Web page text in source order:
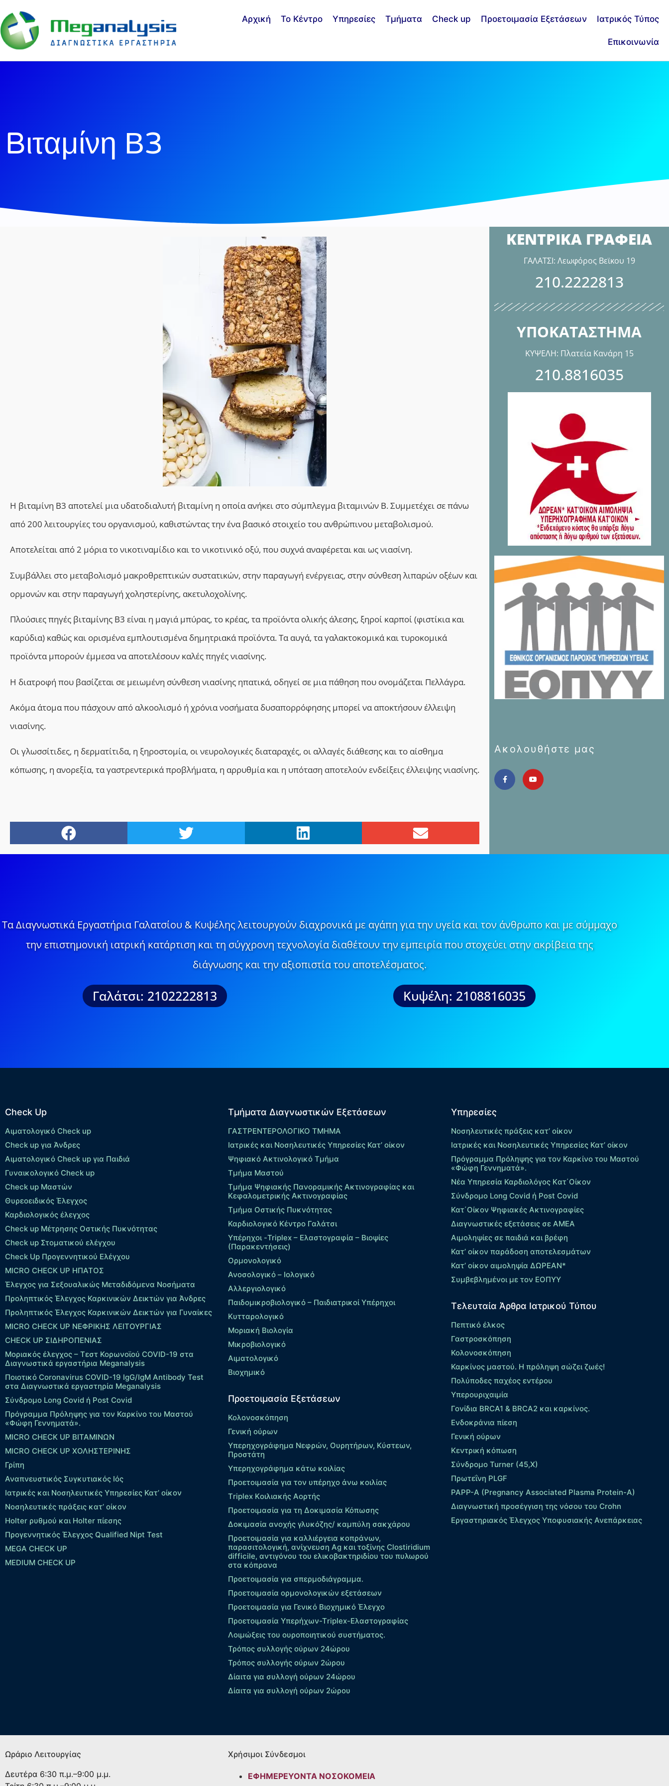
Αρχική Το Κέντρο Υπηρεσίες Τμήματα Check up Προετοιμασία Εξετάσεων Ιατρικός Τύπος
Επικοινωνία
Bιταμίνη Β3
H βιταμίνη Β3 αποτελεί μια υδατοδιαλυτή βιταμίνη η οποία ανήκει στο σύμπλεγμα βιταμινών Β. Συμμετέχει σε πάνω
από 200 λειτουργίες του οργανισμού, καθιστώντας την ένα βασικό στοιχείο του ανθρώπινου μεταβολισμού.
Αποτελείται από 2 μόρια το νικοτιναμίδιο και το νικοτινικό οξύ, που συχνά αναφέρεται και ως νιασίνη.
Συμβάλλει στο μεταβολισμό μακροθρεπτικών συστατικών, στηνπαραγωγή ενέργειας, στην σύνθεση λιπαρών οξέων και
ορμονών και στηνπαραγωγή χοληστερίνης, ακετυλοχολίνης.
Πλούσιες πηγές βιταμίνης Β3 είναι η μαγιά μπύρας, το κρέας, τα προϊόντα ολικής άλεσης, ξηροί καρποί (φιστίκια και
καρύδια) καθώς και ορισμένα εμπλουτισμένα δημητριακά προϊόντα.Τα αυγά, τα γαλακτοκομικά και τυροκομικά
προϊόντα μπορούν έμμεσα να αποτελέσουν καλές πηγές νιασίνης.
Η διατροφή που βασίζεται σε μειωμένη σύνθεση νιασίνης ηπατικά, οδηγεί σε μια πάθηση που ονομάζεται Πελλάγρα.
Ακόμαάτομα που πάσχουν από αλκοολισμό ή χρόνια νοσήματα δυσαπορρόφησης μπορεί νααποκτήσουνέλλειψη
νιασίνης.
Οιγλωσσίτιδες, η δερματίτιδα, η ξηροστομία, οι νευρολογικές διαταραχές, οι αλλαγές διάθεσης καιτο αίσθημα
κόπωσης, η ανορεξία, τα γαστρεντερικά προβλήματα, η αρρυθμία και η υπόταση αποτελούν ενδείξεις έλλειψης νιασίνης.
ΚΕΝΤΡΙΚΑ ΓΡΑΦΕΙΑ
ΓΑΛΑΤΣΙ: Λεωφόρος Βεϊκου 19
210.2222813
ΥΠΟΚΑΤΑΣΤΗΜΑ
ΚΥΨΕΛΗ: Πλατεία Κανάρη 15
210.8816035
Ακολουθήστε μας
Τα Διαγνωστικά Εργαστήρια Γαλατσίου & Κυψέλης λειτουργούν διαχρονικά με αγάπη για την υγεία και τον άνθρωπο και με σύμμαχο
την επιστημονική ιατρική κατάρτιση και τη σύγχρονη τεχνολογία διαθέτουν την εμπειρία που στοχεύει στην ακρίβεια της
διάγνωσης και την αξιοπιστία του αποτελέσματος.
Γαλάτσι: 2102222813 Κυψέλη: 2108816035
Check Up
Αιματολογικό Check up
Check up για Άνδρες
Αιματολογικό Check up για Παιδιά
Γυναικολογικό Check up
Check up Μαστών
Θυρεοειδικός Έλεγχος
Καρδιολογικός έλεγχος
Check up Mέτρησης Οστικής Πυκνότητας
Check up Στοματικού ελέγχου
Check Up Προγεννητικού Ελέγχου
MICRO CHECK UP HΠΑΤΟΣ
Έλεγχος για Σεξουαλικώς Μεταδιδόμενα Νοσήματα
Προληπτικός Έλεγχος Καρκινικών Δεικτών για Άνδρες
Προληπτικός Έλεγχος Καρκινικών Δεικτών για Γυναίκες
MICRO CHECK UP ΝΕΦΡΙΚΗΣ ΛΕΙΤΟΥΡΓΙΑΣ
CHECK UP ΣΙΔΗΡΟΠΕΝΙΑΣ
Μοριακός έλεγχος – Τεστ Κορωνοϊού COVID-19 στα
Διαγνωστικά εργαστήρια Meganalysis
Ποιοτικό Coronavirus COVID-19 IgG/IgM Antibody Test
στα Διαγνωστικά εργαστηρία Meganalysis
Σύνδρομο Long Covid ή Post Covid
Πρόγραμμα Πρόληψης για τον Καρκίνο του Μαστού
«Φώφη Γεννηματά».
MICRO CHECK UP ΒΙΤΑΜΙΝΩΝ
MICRO CHECK UP ΧΟΛΗΣΤΕΡΙΝΗΣ
Γρίπη
Αναπνευστικός Συγκυτιακός Ιός
Ιατρικές και Νοσηλευτικές Υπηρεσίες Κατ’ οίκον
Νοσηλευτικές πράξεις κατ’ οίκον
Holter ρυθμού και Holter πίεσης
Προγεννητικός Έλεγχος Qualified Nipt Test
MEGA CHECK UP
MEDIUM CHECK UP
Τμήματα Διαγνωστικών Εξετάσεων
ΓΑΣΤΡΕΝΤΕΡΟΛΟΓΙΚΟ ΤΜΗΜΑ
Ιατρικές και Νοσηλευτικές Υπηρεσίες Κατ’ οίκον
Ψηφιακό Ακτινολογικό Τμήμα
Τμήμα Μαστού
Τμήμα Ψηφιακής Πανοραμικής Ακτινογραφίας και
Κεφαλομετρικής Ακτινογραφίας
Τμήμα Οστικής Πυκνότητας
Καρδιολογικό Κέντρο Γαλάτσι
Υπέρηχοι -Triplex – Eλαστογραφία – Βιοψίες
(Παρακεντήσεις)
Ορμονολογικό
Ανοσολογικό – Ιολογικό
Αλλεργιολογικό
Παιδομικροβιολογικό – Παιδιατρικοί Υπέρηχοι
Κυτταρολογικό
Μοριακή Βιολογία
Μικροβιολογικό
Αιματολογικό
Βιοχημικό
Προετοιμασία Εξετάσεων
Κολονοσκόπηση
Γενική ούρων
Υπερηχογράφημα Νεφρών, Ουρητήρων, Κύστεων,
Προστάτη
Υπερηχογράφημα κάτω κοιλίας
Προετοιμασία για τον υπέρηχο άνω κοιλίας
Τriplex Kοιλιακής Αορτής
Προετοιμασία για τη Δοκιμασία Κόπωσης
Δοκιμασία ανοχής γλυκόζης/ καμπύλη σακχάρου
Προετοιμασία για καλλιέργεια κοπράνων,
παρασιτολογική, ανίχνευση Ag και τοξίνης Clostiridium
difficile, αντιγόνου του ελικοβακτηριδίου του πυλωρού
στα κόπρανα
Προετοιμασία για σπερμοδιάγραμμα.
Προετοιμασία ορμονολογικών εξετάσεων
Προετοιμασία για Γενικό Βιοχημικό Έλεγχο
Προετοιμασία Υπερήχων-Τriplex-Ελαστογραφίας
Λοιμώξεις του ουροποιητικού συστήματος.
Τρόπος συλλογής ούρων 24ώρου
Τρόπος συλλογής ούρων 2ώρου
Δίαιτα για συλλογή ούρων 24ώρου
Δίαιτα για συλλογή ούρων 2ώρου
Υπηρεσίες
Νοσηλευτικές πράξεις κατ’ οίκον
Ιατρικές και Νοσηλευτικές Υπηρεσίες Κατ’ οίκον
Πρόγραμμα Πρόληψης για τον Καρκίνο του Μαστού
«Φώφη Γεννηματά».
Νέα Υπηρεσία Καρδιολόγος Kατ΄Οίκον
Σύνδρομο Long Covid ή Post Covid
Κατ΄Οίκον Ψηφιακές Ακτινογραφίες
Διαγνωστικές εξετάσεις σε ΑΜΕΑ
Αιμοληψίες σε παιδιά και βρέφη
Κατ’ οίκον παράδοση αποτελεσμάτων
Κατ’ οίκον αιμοληψία ΔΩΡΕΑΝ*
Συμβεβλημένοι με τον ΕΟΠΥΥ
Τελευταία Άρθρα Ιατρικού Τύπου
Πεπτικό έλκος
Γαστροσκόπηση
Κολονοσκόπηση
Καρκίνος μαστού. Η πρόληψη σώζει ζωές!
Πολύποδες παχέος εντέρου
Yπερουριχαιμία
Γονίδια BRCA1 & BRCA2 και καρκίνος.
Ενδοκράνια πίεση
Γενική ούρων
Κεντρική κόπωση
Σύνδρομο Turner (45,X)
Πρωτεΐνη PLGF
PAPP-A (Pregnancy Associated Plasma Protein-A)
Διαγνωστική προσέγγιση της νόσου του Crohn
Εργαστηριακός Έλεγχος Υποφυσιακής Ανεπάρκειας
Ωράριο Λειτουργίας
Δευτέρα 6:30 π.μ.–9:00 μ.μ.
Χρήσιμοι Σύνδεσμοι
ΕΦΗΜΕΡΕΥΟΝΤΑ ΝΟΣΟΚΟΜΕΙΑ